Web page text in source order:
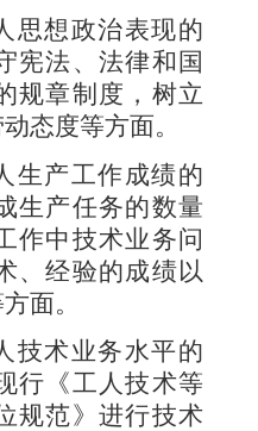
思想政治表现的
宪法、法律和国
规章制度，树立
态度等方面。
生产工作成绩的
生产任务的数量
作中技术业务问
、经验的成绩以
面。
技术业务水平的
行《工人技术等
规范》进行技术